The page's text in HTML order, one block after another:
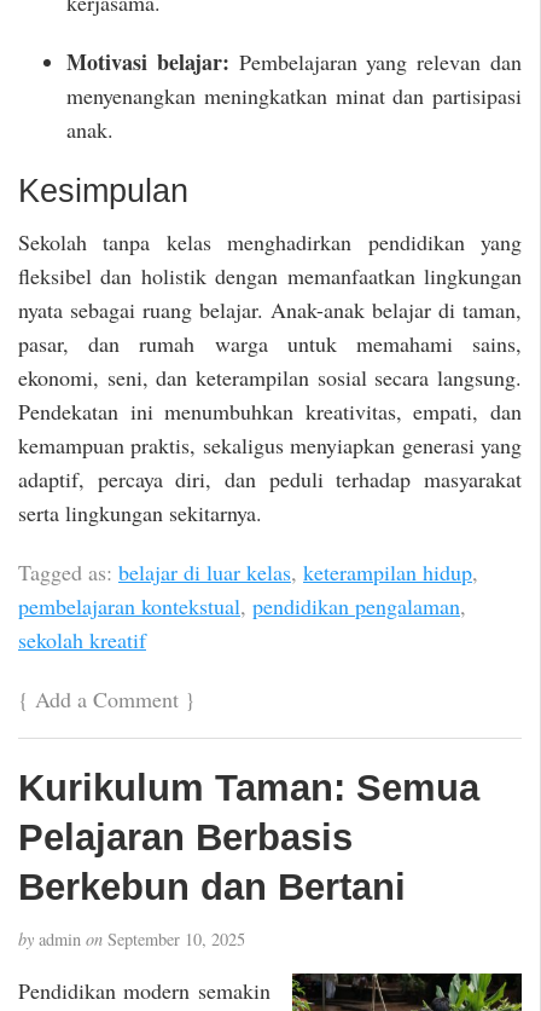
Motivasi belajar: Pembelajaran yang relevan dan
menyenangkan meningkatkan minat dan partisipasi
anak.
Kesimpulan
Sekolah tanpa kelas menghadirkan pendidikan yang
fleksibel dan holistik dengan memanfaatkan lingkungan
nyata sebagai ruang belajar. Anak-anak belajar di taman,
pasar, dan rumah warga untuk memahami sains,
ekonomi, seni, dan keterampilan sosial secara langsung.
Pendekatan ini menumbuhkan kreativitas, empati, dan
kemampuan praktis, sekaligus menyiapkan generasi yang
adaptif, percaya diri, dan peduli terhadap masyarakat
serta lingkungan sekitarnya.
Tagged as: belajar di luar kelas, keterampilan hidup,
pembelajaran kontekstual, pendidikan pengalaman,
sekolah kreatif
{ Add a Comment }
Kurikulum Taman: Semua
Pelajaran Berbasis
Berkebun dan Bertani
by admin on September 10, 2025
Pendidikan modern semakin